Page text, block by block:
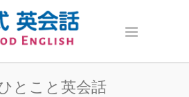
とこと英会話